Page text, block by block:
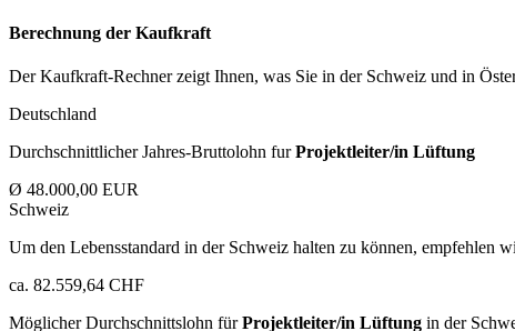
Berechnung der Kaufkraft
Der Kaufkraft-Rechner zeigt Ihnen, was Sie in der Schweiz und in
Deutschland
Durchschnittlicher Jahres-Bruttolohn furProjektleiter/in Lüftung
Ø 48.000,00 EUR
Schweiz
Um den Lebensstandard in der Schweiz halten zu können, empfehlen
ca. 82.559,64 CHF
Möglicher Durchschnittslohn fürProjektleiter/in Lüftung in der